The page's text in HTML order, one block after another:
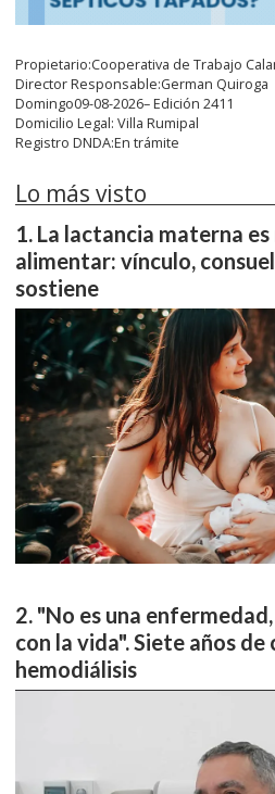
Propietario:Cooperativa de Trabajo
Director Responsable:German Quiroga
Domingo09-08-2026– Edición 2411
Domicilio Legal: Villa Rumipal
Registro DNDA:En trámite
Lo más visto
La lactancia materna es
alimentar: vínculo,
sostiene
"No es una
con la vida". Siete años
hemodiálisis